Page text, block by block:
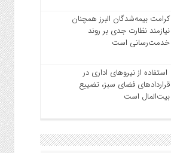
کرامت بیمه‌شدگان البرز همچنان
نیازمند نظارت جدی بر روند
خدمت‌رسانی است
استفاده از نیروهای اداری در
قراردادهای فضای سبز، تضییع
بیت‌المال است